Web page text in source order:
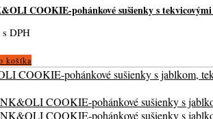
COOKIE-pohánkové sušienky s
s DPH
košíka